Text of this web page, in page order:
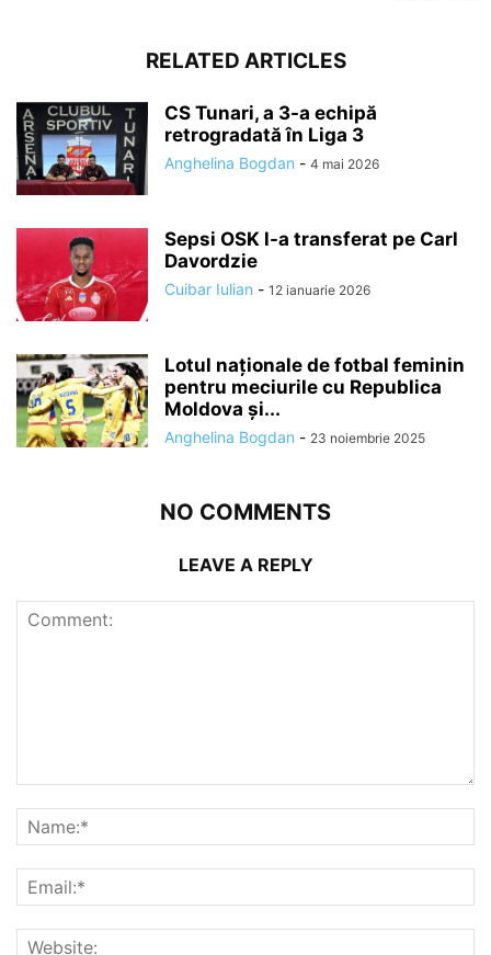
RELATED ARTICLES
CS Tunari, a 3-a echipă
retrogradată în Liga 3
Anghelina Bogdan - 4 mai 2026
Sepsi OSK l-a transferat pe Carl
Davordzie
Cuibar Iulian - 12 ianuarie 2026
Lotul naționale de fotbal feminin
pentru meciurile cu Republica
Moldova și...
Anghelina Bogdan - 23 noiembrie 2025
NO COMMENTS
LEAVE A REPLY